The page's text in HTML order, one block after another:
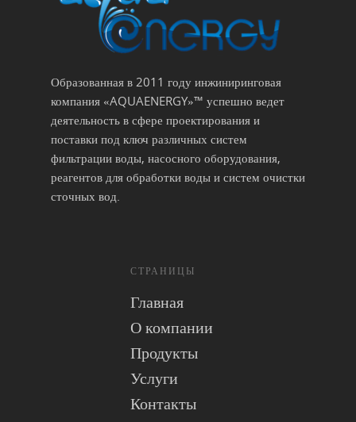
Образованная в 2011 году инжиниринговая
компания «AQUAENERGY»™ успешно ведет
деятельность в сфере проектирования и
поставки под ключ различных систем
фильтрации воды, насосного оборудования,
реагентов для обработки воды и систем очистки
сточных вод.
СТРАНИЦЫ
Главная
О компании
Продукты
Услуги
Контакты